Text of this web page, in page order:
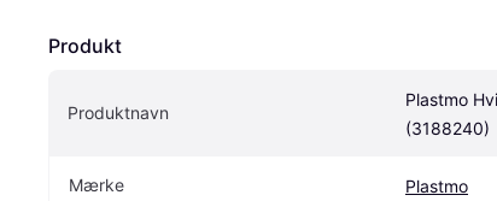
Produkt
Produktnavn
Plastmo
(3188240)
Mærke Plastmo